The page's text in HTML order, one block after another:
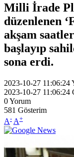
Milli İrade
düzenlenen
akşam
başlayıp
sona erdi.
2023-10-27 11:06:24
2023-10-27 11:06:24
0Yorum
581 Gösterim
A- A+